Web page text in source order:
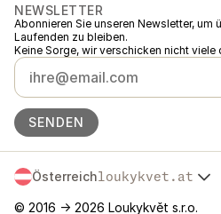
NEWSLETTER
Abonnieren Sie unseren Newsletter, um
Laufenden zu bleiben.
Keine Sorge, wir verschicken nicht viele
SENDEN
Österreichloukykvet.at
© 2016 → 2026 Loukykvět s.r.o.